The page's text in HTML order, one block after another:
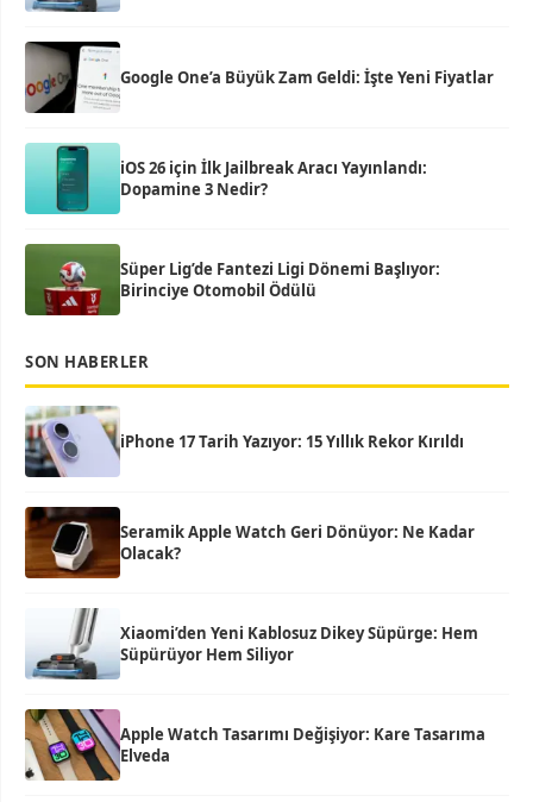
Google One’a Büyük Zam Geldi: İşte Yeni Fiyatlar
iOS 26 için İlk Jailbreak Aracı Yayınlandı:
Dopamine 3 Nedir?
Süper Lig’de Fantezi Ligi Dönemi Başlıyor:
Birinciye Otomobil Ödülü
SON HABERLER
iPhone 17 Tarih Yazıyor: 15 Yıllık Rekor Kırıldı
Seramik Apple Watch Geri Dönüyor: Ne Kadar
Olacak?
Xiaomi’den Yeni Kablosuz Dikey Süpürge: Hem
Süpürüyor Hem Siliyor
Apple Watch Tasarımı Değişiyor: Kare Tasarıma
Elveda